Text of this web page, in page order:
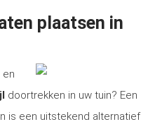
plaatsen in
en
doortrekken in uw tuin? Een
is een uitstekend alternatief